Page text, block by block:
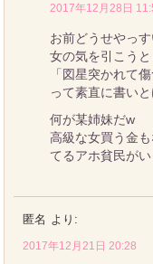
2017年12月28日
お前どうせやっ
女の気を引こう
「図星突かれて
って素直に書い
何が某姉妹だw
高級な女買う金
てるアホ貧民が
匿名 より:
2017年12月21日 20:28